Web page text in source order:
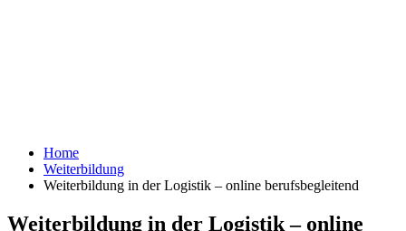
Home
Weiterbildung
Weiterbildung in der Logistik – online berufsbegleitend
Weiterbildung in der Logistik – online